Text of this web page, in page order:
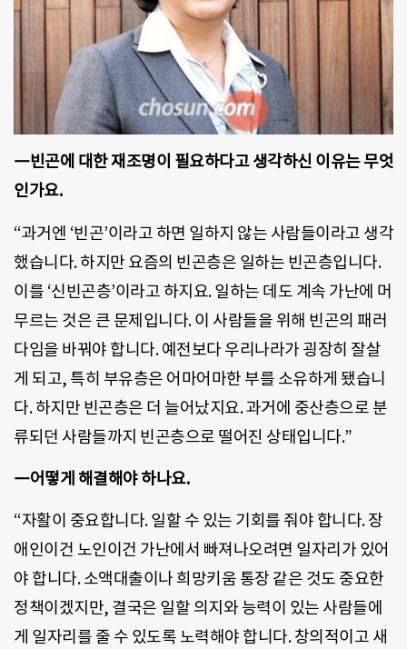
―빈곤에 대한 재조명이 필요하다고 생각하신 이유는 무엇
인가요.
“과거엔 ‘빈곤’이라고 하면 일하지 않는 사람들이라고 생각
했습니다. 하지만 요즘의 빈곤층은 일하는 빈곤층입니다.
이를 ‘신빈곤층’이라고 하지요. 일하는 데도 계속 가난에 머
무르는 것은 큰 문제입니다. 이 사람들을 위해 빈곤의 패러
다임을 바꿔야 합니다. 예전보다 우리나라가 굉장히 잘살
게 되고, 특히 부유층은 어마어마한 부를 소유하게 됐습니
다. 하지만 빈곤층은 더 늘어났지요. 과거에 중산층으로 분
류되던 사람들까지 빈곤층으로 떨어진 상태입니다.”
―어떻게 해결해야 하나요.
“자활이 중요합니다. 일할 수 있는 기회를 줘야 합니다. 장
애인이건 노인이건 가난에서 빠져나오려면 일자리가 있어
야 합니다. 소액대출이나 희망키움 통장 같은 것도 중요한
정책이겠지만, 결국은 일할 의지와 능력이 있는 사람들에
게 일자리를 줄 수 있도록 노력해야 합니다. 창의적이고 새